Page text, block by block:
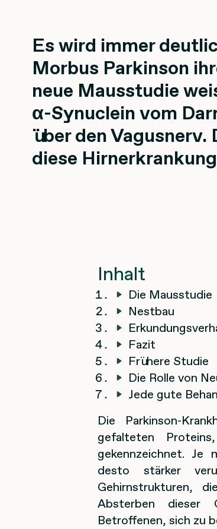
Es wird immer
Morbus Parkinson
neue Mausstudie
α-Synuclein vom
über den Vagusnerv.
diese
Inhalt
Die Mausstudie
Nestbau
Fazit
Frühere Studie
Die Rolle von
Jede gute
Die Parkinson-
gefalteten
gekennzeichnet. Je
desto stärker
Gehirnstrukturen,
Absterben dieser
Betroffenen, sich zu